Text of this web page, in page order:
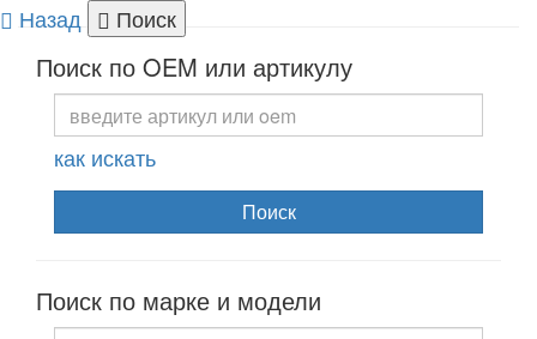
Назад Поиск
Поиск по OEM или артикулу
как искать
Поиск
Поиск по марке и модели